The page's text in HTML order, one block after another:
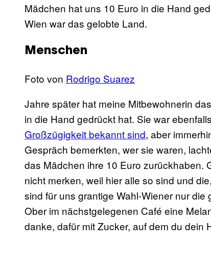
Mädchen hat uns 10 Euro in die Hand
Wien war das gelobte Land.
Menschen
Foto von Rodrigo Suarez
Jahre später hat meine Mitbewohnerin
in die Hand gedrückt hat. Sie war
Großzügigkeit bekannt sind, aber
Gespräch bemerkten, wer sie waren,
das Mädchen ihre 10 Euro zurückhaben.
nicht merken, weil hier alle so sind und
sind für uns grantige Wahl-Wiener nur
Ober im nächstgelegenen Café eine
danke, dafür mit Zucker, auf dem du dein